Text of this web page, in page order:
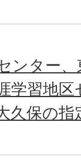
ンター
学習地
久保の指